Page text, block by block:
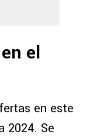
el
en este
2024. Se